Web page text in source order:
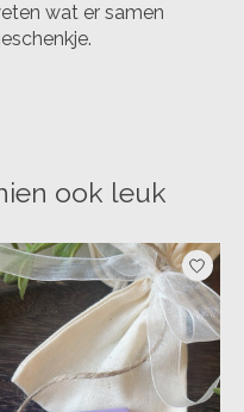
wat er samen
ook leuk